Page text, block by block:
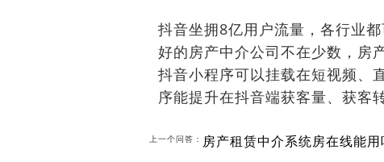
抖音坐拥8亿用户流量，各行业
好的房产中介公司不在少数，房
抖音小程序可以挂载在短视频、
序能提升在抖音端获客量、获客
上一个问答： 房产租赁中介系统房在线能用